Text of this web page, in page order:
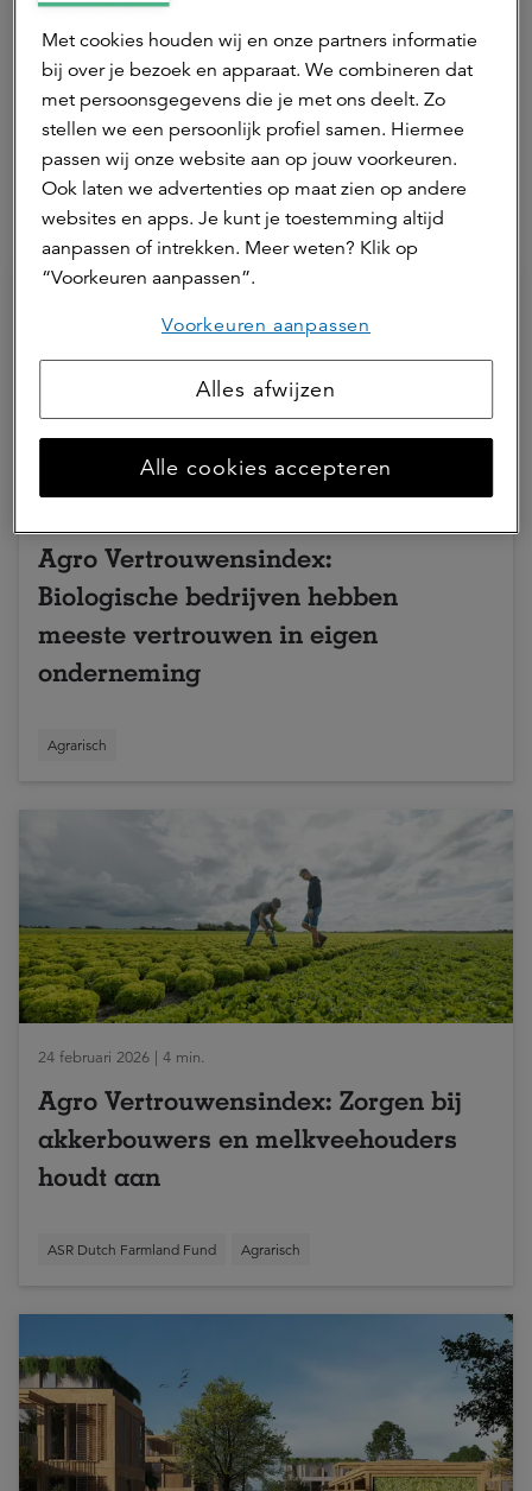
Nienke is woordvoerder voor a.s.r. real assets. Voor
mediavragen is Nienke te bereiken via +31 (0)6 410
742 81.
Neem contact op
Hierna lezen
Agro Vertrouwensindex:
Biologische bedrijven hebben
meeste vertrouwen in eigen
onderneming
Agrarisch
24 februari 2026 | 4 min.
Agro Vertrouwensindex: Zorgen bij
akkerbouwers en melkveehouders
houdt aan
ASR Dutch Farmland Fund Agrarisch
Met cookies houden wij en onze partners informatie
bij over je bezoek en apparaat. We combineren dat
met persoonsgegevens die je met ons deelt. Zo
stellen we een persoonlijk profiel samen. Hiermee
passen wij onze website aan op jouw voorkeuren.
Ook laten we advertenties op maat zien op andere
websites en apps. Je kunt je toestemming altijd
aanpassen of intrekken. Meer weten? Klik op
“Voorkeuren aanpassen”.
Voorkeuren aanpassen
Alles afwijzen
Alle cookies accepteren